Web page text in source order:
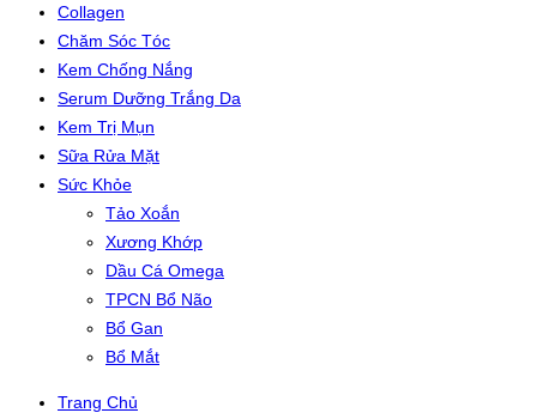
Collagen
Chăm Sóc Tóc
Kem Chống Nắng
Serum Dưỡng Trắng Da
Kem Trị Mụn
Sữa Rửa Mặt
Sức Khỏe
Tảo Xoắn
Xương Khớp
Dầu Cá Omega
TPCN Bổ Não
Bổ Gan
Bổ Mắt
Trang Chủ